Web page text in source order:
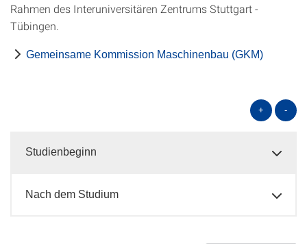
Rahmen des Interuniversitären Zentrums Stuttgart -
Tübingen.
Gemeinsame Kommission Maschinenbau (GKM)
+ -
Studienbeginn
Nach dem Studium